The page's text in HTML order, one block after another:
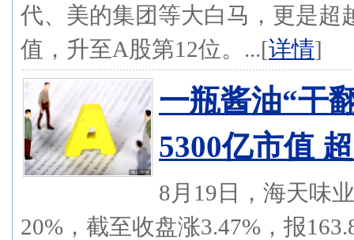
代、美的集团等大白马，更是超
值，升至A股第12位。...[详情]
一瓶酱油“干
5300亿市值
8月19日，海天味
20%，截至收盘涨3.47%，报